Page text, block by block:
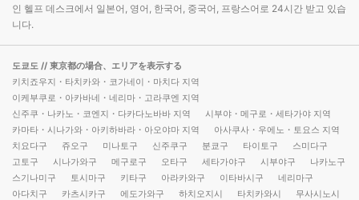
인 헬프 데스크에서 일본어, 영어, 한국어, 중국어, 프랑스어로 24시간 받고 있습
니다.
도쿄도 // 東京都の場合、エリアを表示する
키치죠우지・타치카와・코가네이・마치다 지역
이케부쿠로・아카바네・네리마・고라쿠엔 지역
신주쿠・나카노・코엔지・다카다노바바 지역
시부야・메구로・세타가야 지역
카마타・시나가와・아키하바라・아오야마 지역
아사쿠사・우에노・토요스 지역
치요다구
쥬오구 미나토구 신주쿠구 분쿄구 타이토구
스미다구
고토구
시나가와구 메구로구 오타구 세타가야구 시부야구
나카노구
스기나미구
토시마구 키타구 아라카와구 이타바시구
네리마구
아다치구
카츠시카구 에도가와구 하치오지시 타치카와시
무사시노시